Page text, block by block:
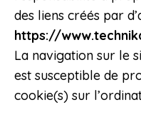
des liens créés par
https://
La navigation sur le
est susceptible de
cookie(s) sur